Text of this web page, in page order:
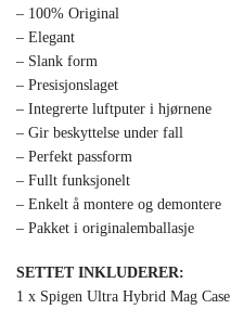
– 100% Original
– Elegant
– Slank form
– Presisjonslaget
– Integrerte luftputer i hjørnene
– Gir beskyttelse under fall
– Perfekt passform
– Fullt funksjonelt
– Enkelt å montere og demontere
– Pakket i originalemballasje
SETTET INKLUDERER:
1 x Spigen Ultra Hybrid Mag Case